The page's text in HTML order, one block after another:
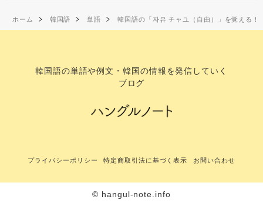
ホーム 韓国語 単語 韓国語の「자유 チャユ（自由）」を覚える！
韓国語の単語や例文・韓国の情報を発信していく
ブログ
プライバシーポリシー 特定商取引法に基づく表示 お問い合わせ
© hangul-note.info